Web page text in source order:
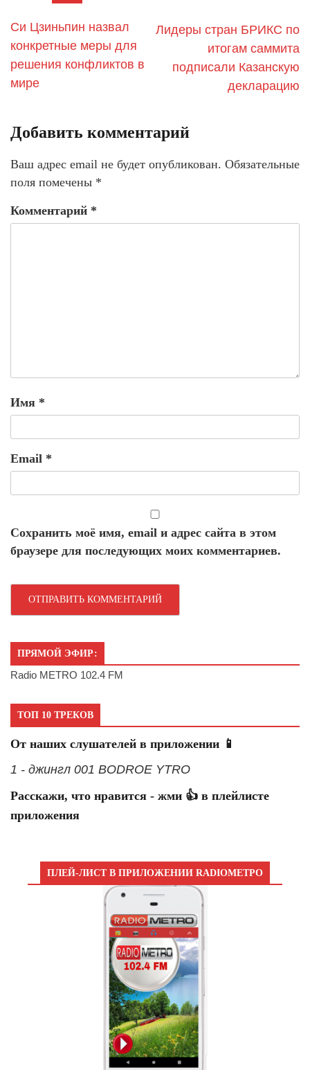
Си Цзиньпин назвал
конкретные меры для
решения конфликтов в
мире
Лидеры стран БРИКС по
итогам саммита
подписали Казанскую
декларацию
Добавить комментарий
Ваш адрес email не будет опубликован. Обязательные
поля помечены *
Комментарий *
Имя *
Email *
Сохранить моё имя, email и адрес сайта в этом
браузере для последующих моих комментариев.
ПРЯМОЙ ЭФИР:
Radio METRO 102.4 FM
ТОП 10 ТРЕКОВ
От наших слушателей в приложении 📱
1 - джингл 001 BODROE YTRO
Расскажи, что нравится - жми 👍 в плейлисте
приложения
ПЛЕЙ-ЛИСТ В ПРИЛОЖЕНИИ RADIOМЕТРО